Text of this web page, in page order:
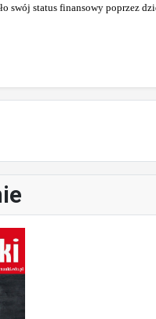
swój status finansowy poprzez